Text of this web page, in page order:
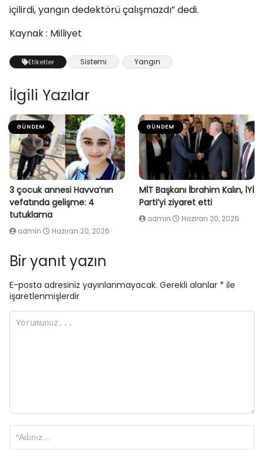
içilirdi, yangın dedektörü çalışmazdı” dedi.
Kaynak : Milliyet
Etiketler Sistemi Yangın
İlgili Yazılar
GÜNDEM
3 çocuk annesi Havva’nın
vefatında gelişme: 4
tutuklama
admin Haziran 20, 2026
GÜNDEM
MİT Başkanı İbrahim Kalın, İYİ
Parti’yi ziyaret etti
admin Haziran 20, 2026
Bir yanıt yazın
E-posta adresiniz yayınlanmayacak. Gerekli alanlar * ile
işaretlenmişlerdir